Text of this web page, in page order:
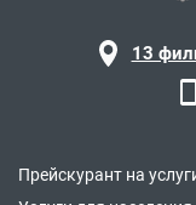
13
Прейскурант на